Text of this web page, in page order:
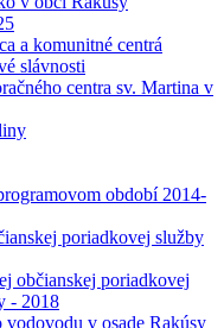
a komunitné centrá
slávnosti
centra sv. Martina v
období 2014-
poriadkovej služby
občianskej poriadkovej
- 2018
vodovodu v osade Rakúsy